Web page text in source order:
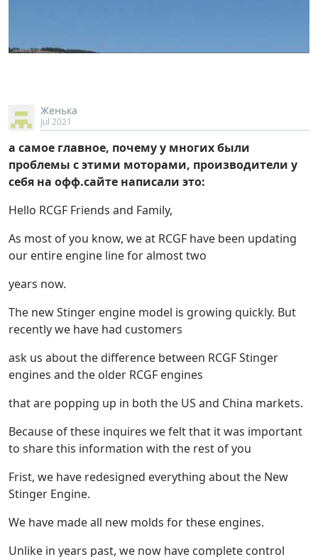
Женька
Jul 2021
а самое главное, почему у многих были
проблемы с этими моторами, производители у
себя на офф.сайте написали это:
Hello RCGF Friends and Family,
As most of you know, we at RCGF have been updating
our entire engine line for almost two
years now.
The new Stinger engine model is growing quickly. But
recently we have had customers
ask us about the difference between RCGF Stinger
engines and the older RCGF engines
that are popping up in both the US and China markets.
Because of these inquires we felt that it was important
to share this information with the rest of you
Frist, we have redesigned everything about the New
Stinger Engine.
We have made all new molds for these engines.
Unlike in years past, we now have complete control